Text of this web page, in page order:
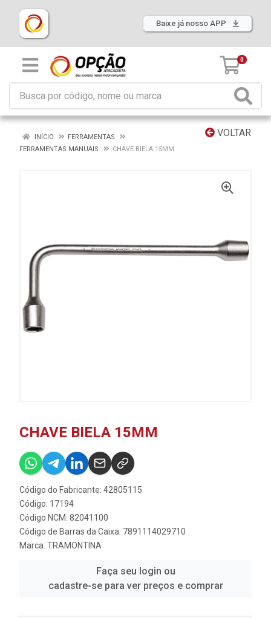
Baixe já nosso APP
0
VOLTAR
INÍCIO
FERRAMENTAS
FERRAMENTAS MANUAIS
CHAVE BIELA 15MM
CHAVE BIELA 15MM
Código do Fabricante: 42805115
Código: 17194
Código NCM: 82041100
Código de Barras da Caixa: 7891114029710
Marca: TRAMONTINA
Faça seu login ou
cadastre-se para ver preços e comprar